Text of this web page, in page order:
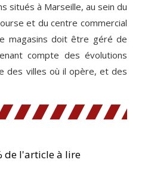
situés à Marseille, au sein du
et du centre commercial
magasins doit être géré de
compte des évolutions
des villes où il opère, et des
de l'article à lire